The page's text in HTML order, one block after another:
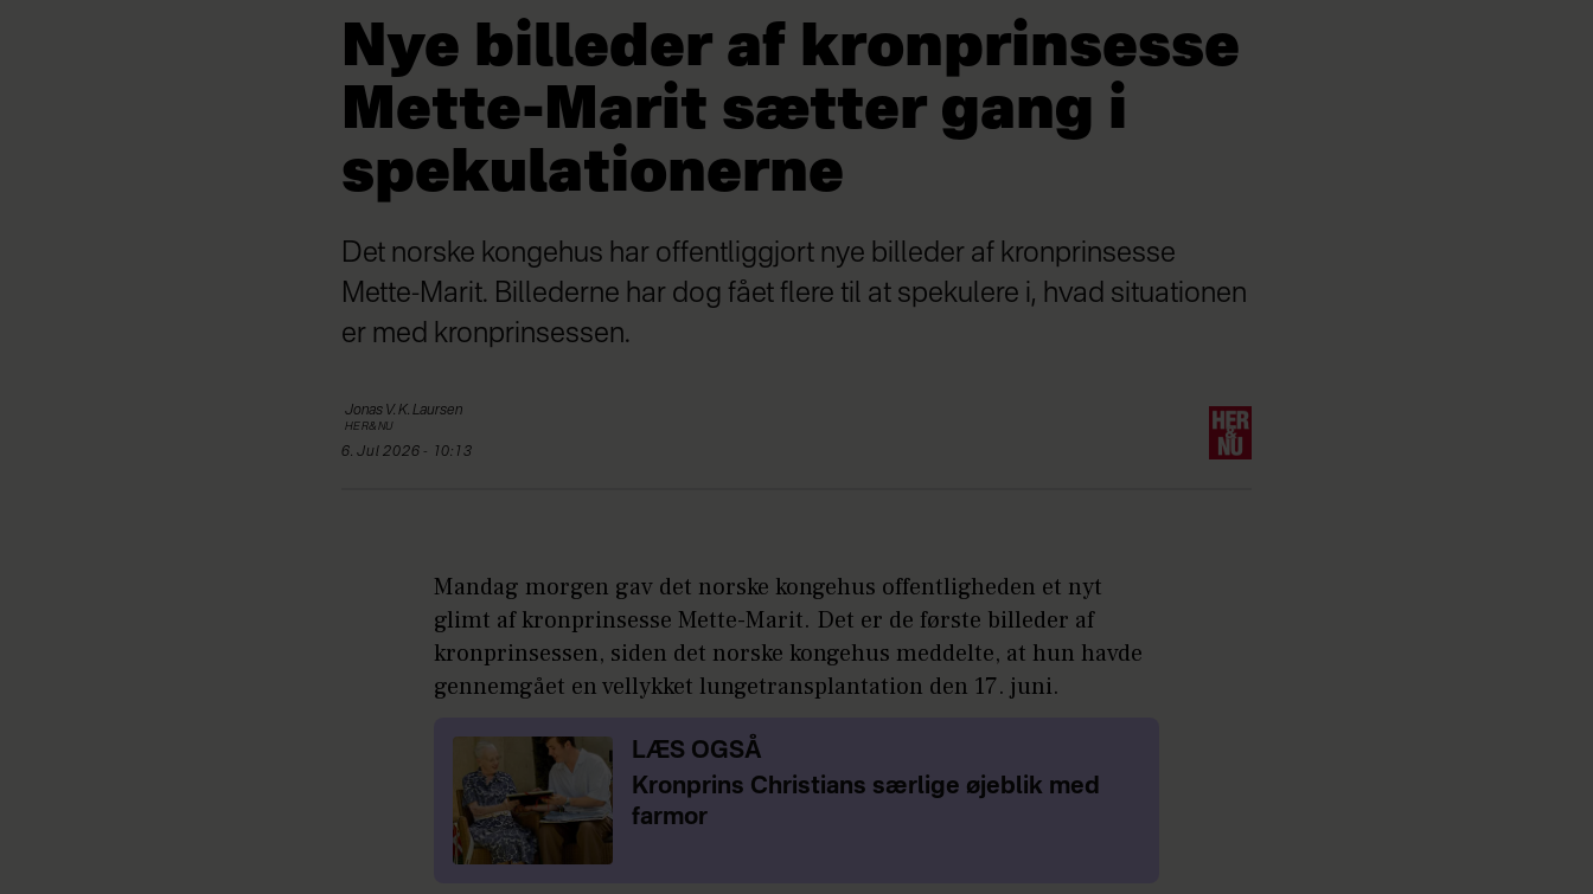
Nye billeder af kronprinsesse
Mette-Marit sætter gang i
spekulationerne
Det norske kongehus har offentliggjort nye billeder af kronprinsesse
Mette-Marit. Billederne har dog fået flere til at spekulere i, hvad situationen
er med kronprinsessen.
Jonas V. K. Laursen
HER&NU
6. Jul 2026 - 10:13
Mandag morgen gav det norske kongehus offentligheden et nyt
glimt af kronprinsesse Mette-Marit. Det er de første billeder af
kronprinsessen, siden det norske kongehus meddelte, at hun havde
gennemgået en vellykket lungetransplantation den 17. juni.
LÆS OGSÅ
Kronprins Christians særlige øjeblik med
farmor